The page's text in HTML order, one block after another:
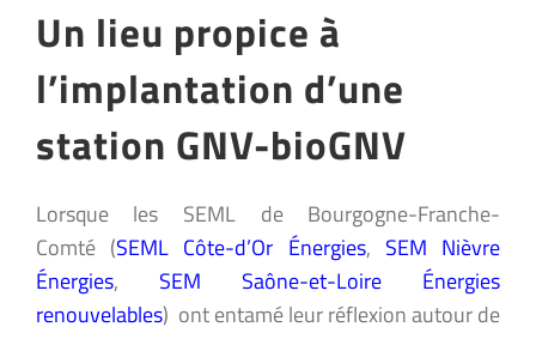
Un lieu propice à
l’implantation d’une
station GNV-bioGNV
Lorsque les SEML de Bourgogne-Franche-
Comté (SEML Côte-d’Or Énergies, SEM Nièvre
Énergies, SEM Saône-et-Loire Énergies
renouvelables) ont entamé leur réflexion autour de